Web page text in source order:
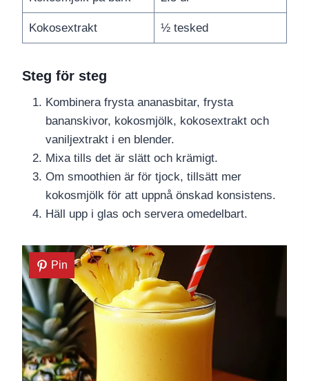
Kokosextrakt ½ tesked
Steg för steg
Kombinera frysta ananasbitar, frysta
bananskivor, kokosmjölk, kokosextrakt och
vaniljextrakt i en blender.
Mixa tills det är slätt och krämigt.
Om smoothien är för tjock, tillsätt mer
kokosmjölk för att uppnå önskad konsistens.
Häll upp i glas och servera omedelbart.
Pin